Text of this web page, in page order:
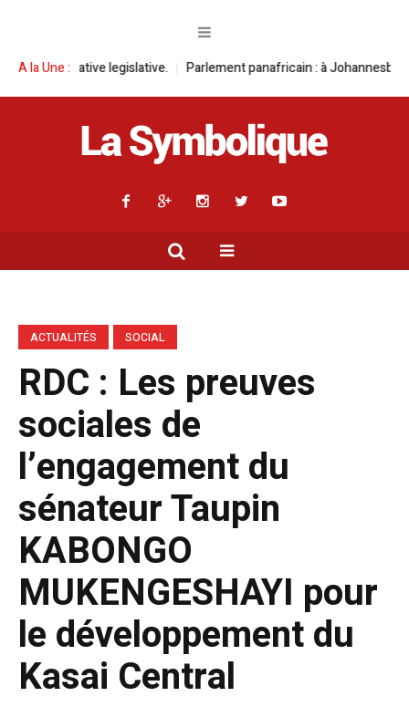
A la Une :
legislative. Parlement panafricain : à Johannesburg, Aimé Boji
ACTUALITÉS SOCIAL
RDC : Les preuves
sociales de
l’engagement du
sénateur Taupin
KABONGO
MUKENGESHAYI pour
le développement du
Kasai Central